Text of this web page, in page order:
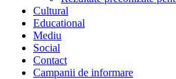
Cultural
Educational
Mediu
Social
Contact
Campanii de informare